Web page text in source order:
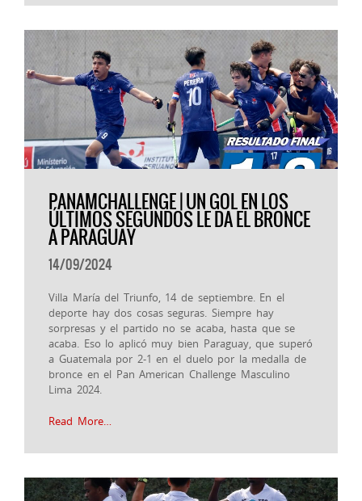
PANAMCHALLENGE | UN GOL EN LOS
ÚLTIMOS SEGUNDOS LE DA EL BRONCE
A PARAGUAY
14/09/2024
Villa María del Triunfo, 14 de septiembre. En el
deporte hay dos cosas seguras. Siempre hay
sorpresas y el partido no se acaba, hasta que se
acaba. Eso lo aplicó muy bien Paraguay, que superó
a Guatemala por 2-1 en el duelo por la medalla de
bronce en el Pan American Challenge Masculino
Lima 2024.
Read More…